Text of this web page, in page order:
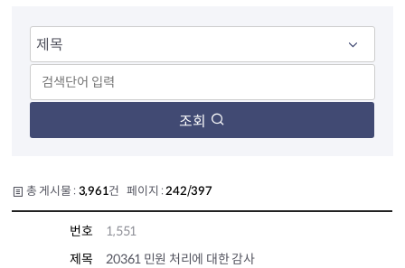
조회
총 게시물 : 3,961건 페이지 :242/397
번호
1,551
제목
20361 민원 처리에 대한 감사